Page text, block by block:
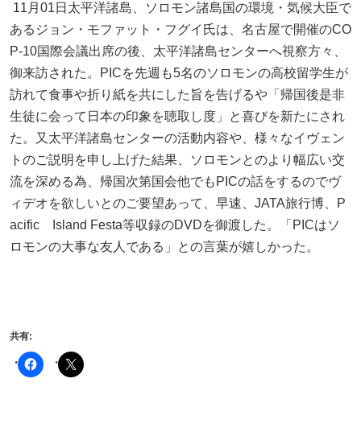
c
e
b
o
o
k
11月01日太平洋諸島、ソロモン諸島国の環境・気候大臣で
あるジョン・モファット・フグイ氏は、名古屋で開催のCO
P-10国際会議出席の後、太平洋諸島センターへ視察方々、
御来訪された。PICを先週も5名のソロモンの高校留学生が
訪れて食事や折り紙を共にした旨を告げるや「帰国後是非
生徒に会って日本の印象を聴取し度」と喜びを新たにされ
た。又太平洋諸島センターの活動内容や、様々なイヴェン
トのご説明を申し上げた結果、ソロモンとのより幅広い交
流を深める為、帰国次第国会他でもPICの話をするのでヴ
ィデオを欲しいとのご要望あって、早速、JATA旅行博、P
acific Island Festa等収録のDVDを御渡した。「PICはソ
ロモンの大事な友人である」との言葉が嬉しかった。
共有: